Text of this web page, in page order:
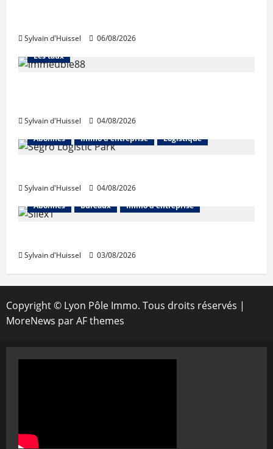
Sylvain d'Huissel 06/08/2026
Abonnés Financement
Les taux
Sylvain d'Huissel
04/08/2026
Abonnés
Immo d'entreprise Logistique
Sylvain d'Huissel
04/08/2026
Abonnés
Bureaux Immo d'entreprise
Sylvain d'Huissel 03/08/2026
Copyright © Lyon Pôle Immo. Tous droits réservés |
MoreNews par AF themes